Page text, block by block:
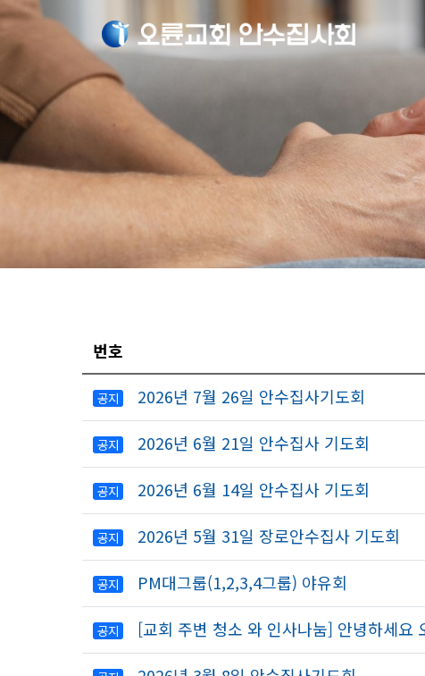
번호
공지 2026년 7월 26일 안수집사기도회
공지 2026년 6월 21일 안수집사 기도회
공지 2026년 6월 14일 안수집사 기도회
공지 2026년 5월 31일 장로안수집사 기도회
공지 PM대그룹(1,2,3,4그룹) 야유회
공지 [교회 주변 청소 와 인사나눔] 안녕하세요